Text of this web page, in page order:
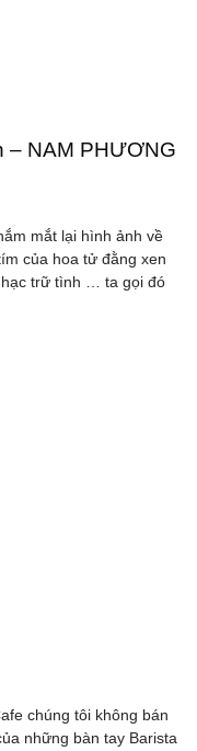
– NAM PHƯƠNG
mắt lại hình ảnh về
của hoa tử đằng xen
trữ tình … ta gọi đó
chúng tôi không bán
những bàn tay Barista